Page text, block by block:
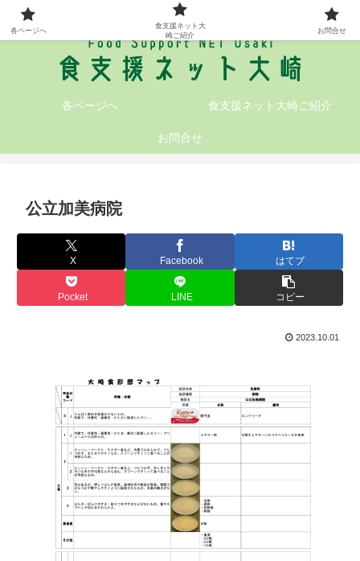
大崎地域の食支援情報が満載です!
各ページへ 食支援ネット大崎ご紹介
お問合せ
公立加美病院
X Facebook はてブ
Pocket LINE コピー
2023.10.01
各ページへ
食支援ネット大
崎ご紹介
お問合せ